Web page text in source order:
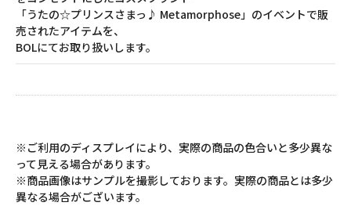
「うたの☆プリンスさまっ♪ Metamorphose」のイベントで販
売されたアイテムを、
BOLにてお取り扱いします。
※ご利用のディスプレイにより、実際の商品の色合いと多少異な
って見える場合があります。
※商品画像はサンプルを撮影しております。実際の商品とは多少
異なる場合がございます。